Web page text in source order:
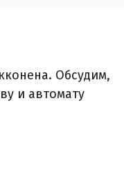
Обсудим,
и автомату